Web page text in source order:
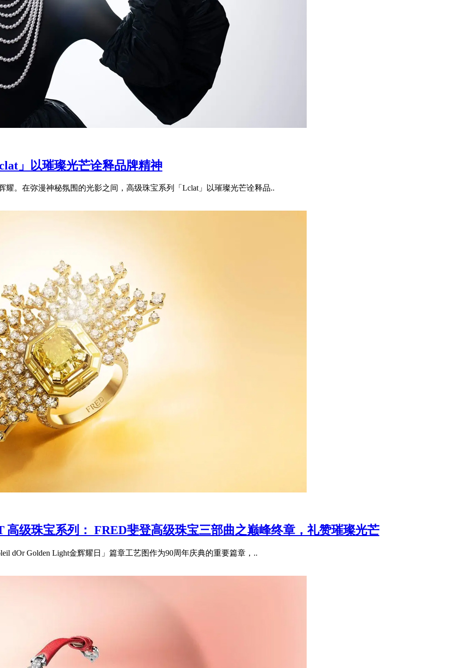
」以璀璨光芒诠释品牌精神
。在弥漫神秘氛围的光影之间，高级珠宝系列「Lclat」以璀璨光芒诠释品..
级珠宝系列： FRED斐登高级珠宝三部曲之巅峰终章，礼赞璀璨光芒
dOr Golden Light金辉耀日」篇章工艺图作为90周年庆典的重要篇章，..